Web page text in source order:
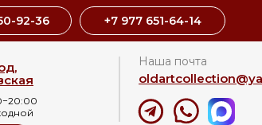
Наша почта
+7 977 651-64-14
92-36